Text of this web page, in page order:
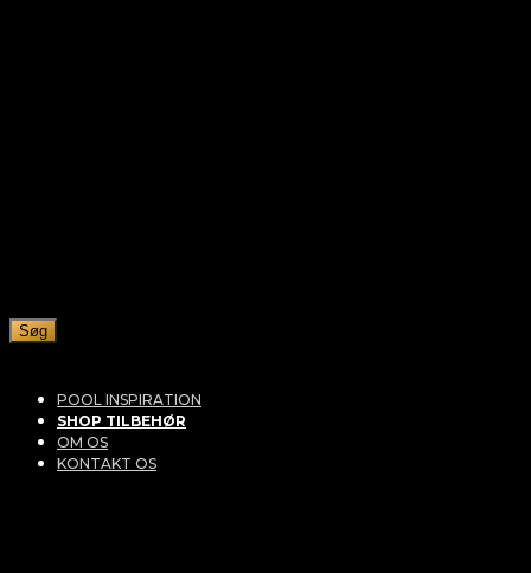
Søg
POOL INSPIRATION
SHOP TILBEHØR
OM OS
KONTAKT OS